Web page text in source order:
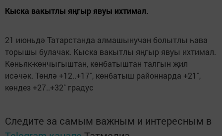
Кыска вакытлы яңгыр явуы ихтимал.
21 июньдә Татарстанда алмашынучан болытлы һава
торышы булачак. Кыска вакытлы яңгыр явуы ихтимал.
Көньяк-көнчыгыштан, көнбатыштан талгын җил
исәчәк. Төнлә +12..+17˚, көнбатыш районнарда +21˚,
көндез +27..+32˚ градус
Следите за самым важным и интересным в